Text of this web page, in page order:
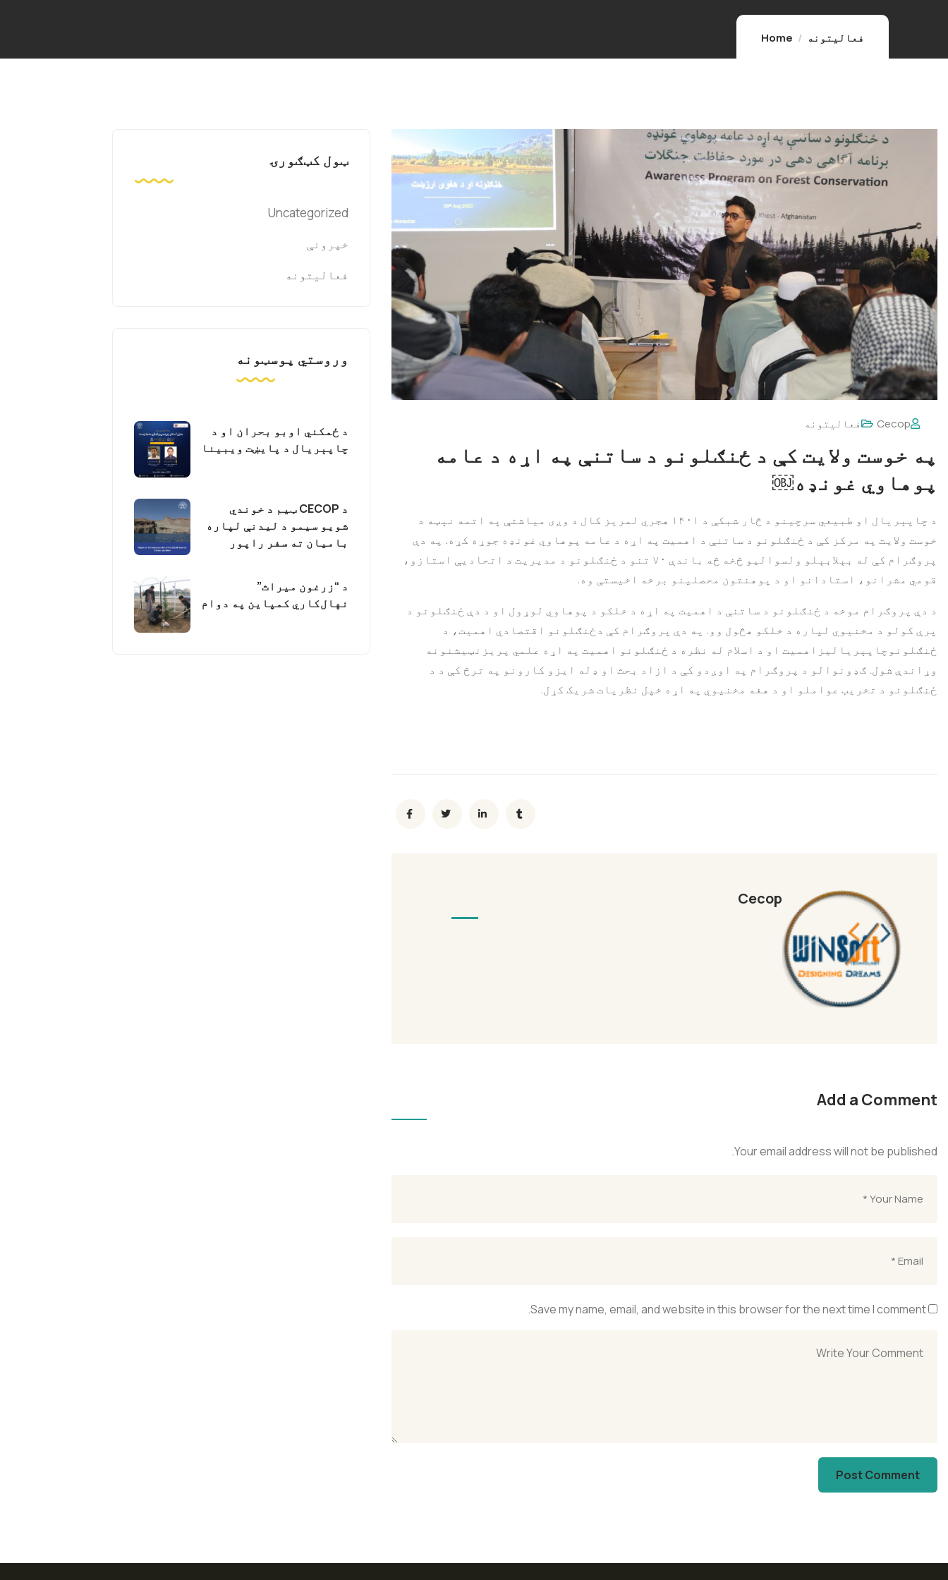
Home فعالیتونه
Cecop فعالیتونه
په خوست ولایت کې د ځنګلونو د ساتنې په اړه د عامه
پوهاوي غونډه￼
د چاپېریال او طبیعي سرچینو د څار شبکې د ۱۴۰۱ هجري لمریز کال د وږی میاشتې په اتمه نېټه د
خوست ولایت په مرکز کې د ځنګلونو د ساتنې د اهمیت په اړه د عامه پوهاوي غونډه جوړه کړه. په دې
پروګرام کې له بېلابېلو ولسوالیو څخه څه باندې ۷۰ تنو د ځنګلونو د مدیریت د اتحادیې استازو،
قومي مشرانو، استادانو او د پوهنتون محصلینو برخه اخیستې وه.
د دې پروګرام موخه د ځنګلونو د ساتنې د اهمیت په اړه د خلکو د پوهاوي لوړول او د دې ځنګلونو د
پرې کولو د مخنیوي لپاره د خلکو هڅول وو. په دې پروګرام کې دځنګلونو اقتصادي اهمیت، د
ځنګلونوچاپېریالیزاهمیت او د اسلام له نظره د ځنګلونو اهمیت په اړه علمي پریزنټیشنونه
وړاندې شول. ګډونوالو د پروګرام په اوږدو کې د ازاد بحث او ډله ایزو کارونو په ترڅ کې د د
ځنګلونو د تخریب عواملو او د هغه مخنیوي په اړه خپل نظریات شریک کړل.
Cecop
Add a Comment
Your email address will not be published.
Save my name, email, and website in this browser for the next time I comment.
ټول کټګورۍ
Uncategorized
خپرونې
فعالیتونه
وروستي پوسټونه
د ځمکني اوبو بحران او د
چاپېریال د پایښت ویبینا
د CECOP ټیم د خوندي
شویو سیمو د لیدنې لپاره
بامیان ته سفر راپور
د “زرغون میراث”
نهال‌کاري کمپاین په دوام